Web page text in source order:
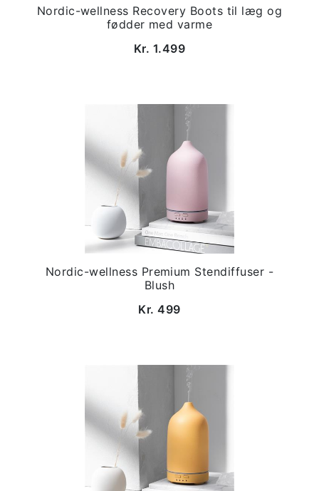
Nordic-wellness Recovery Boots til læg og
fødder med varme
Kr. 1.499
Nordic-wellness Premium Stendiffuser -
Blush
Kr. 499